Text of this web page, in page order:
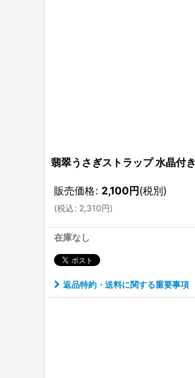
翡翠うさぎストラップ 水晶付き
販売価格: 2,100円(税別)
(税込: 2,310円)
在庫なし
返品特約・送料に関する重要事項